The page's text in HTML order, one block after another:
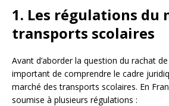
1. Les régulations du
transports scolaires
Avant d’aborder la question du rachat
important de comprendre le cadre
marché des transports scolaires. En
soumise à plusieurs régulations :